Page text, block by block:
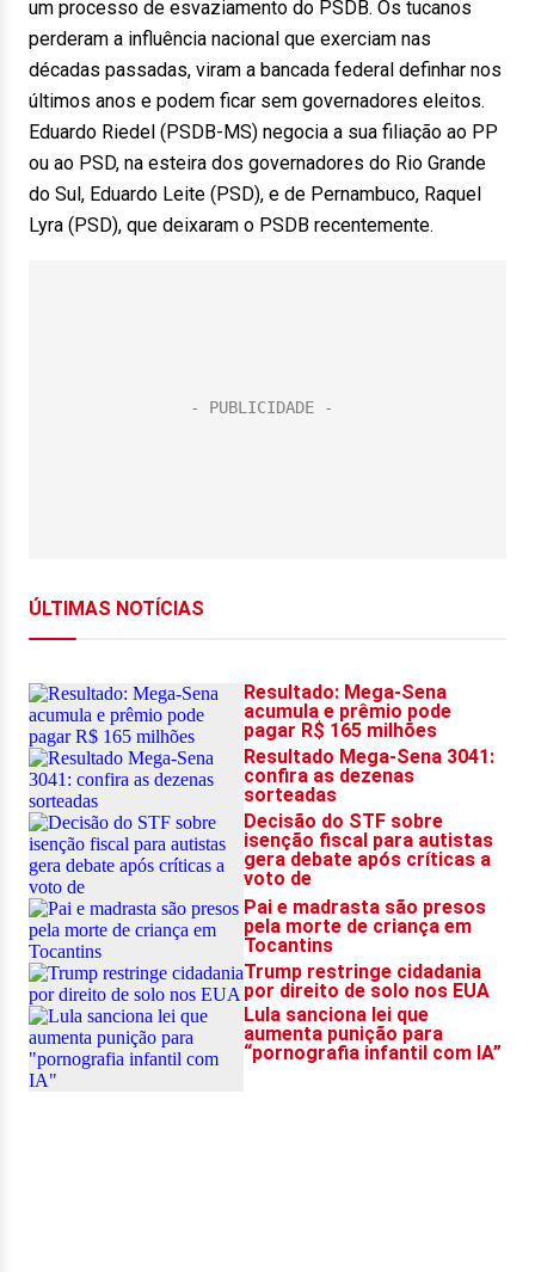
um processo de esvaziamento do PSDB. Os tucanos
perderam a influência nacional que exerciam nas
décadas passadas, viram a bancada federal definhar nos
últimos anos e podem ficar sem governadores eleitos.
Eduardo Riedel (PSDB-MS) negocia a sua filiação ao PP
ou ao PSD, na esteira dos governadores do Rio Grande
do Sul, Eduardo Leite (PSD), e de Pernambuco, Raquel
Lyra (PSD), que deixaram o PSDB recentemente.